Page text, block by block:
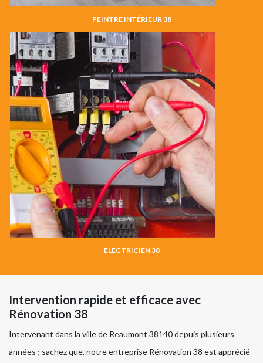
PEINTRE INTÉRIEUR 38
ELECTRICIEN 38
Intervention rapide et efficace avec
Rénovation 38
Intervenant dans la ville de Reaumont 38140 depuis plusieurs
années ; sachez que, notre entreprise Rénovation 38 est apprécié